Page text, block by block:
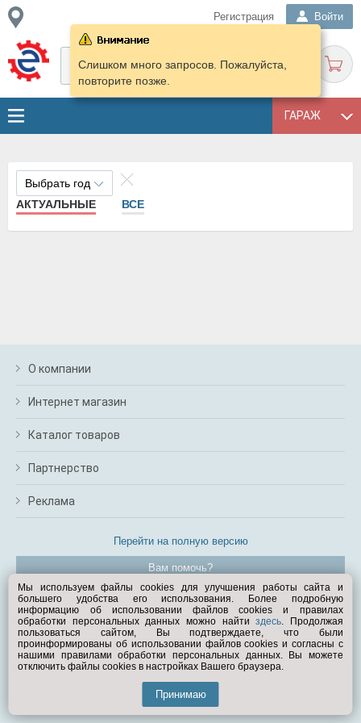
Регистрация Войти
ГАРАЖ
Слишком много запросов. Пожалуйста,
повторите позже.
Выбрать год
АКТУАЛЬНЫЕ
ВСЕ
О компании
Интернет магазин
Каталог товаров
Партнерство
Реклама
Перейти на полную версию
Вам помочь?
© Exist.ru 1998—2026
Мы используем файлы cookies для улучшения работы сайта и
большего удобства его использования. Более подробную
информацию об использовании файлов cookies и правилах
обработки персональных данных можно найтиздесь. Продолжая
пользоваться сайтом, Вы подтверждаете, что были
проинформированы об использовании файлов cookies и согласны с
нашими правилами обработки персональных данных. Вы можете
отключить файлы cookies в настройках Вашего браузера.
Принимаю